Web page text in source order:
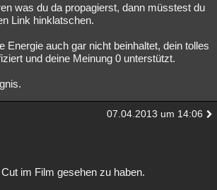
was du da propagierst, dann müsstest du
Link hinklatschen.
Energie auch gar nicht beinhaltet, dein tolles
und deine Meinung 0 unterstützt.
07.04.2013 um 14:06
im Film gesehen zu haben.